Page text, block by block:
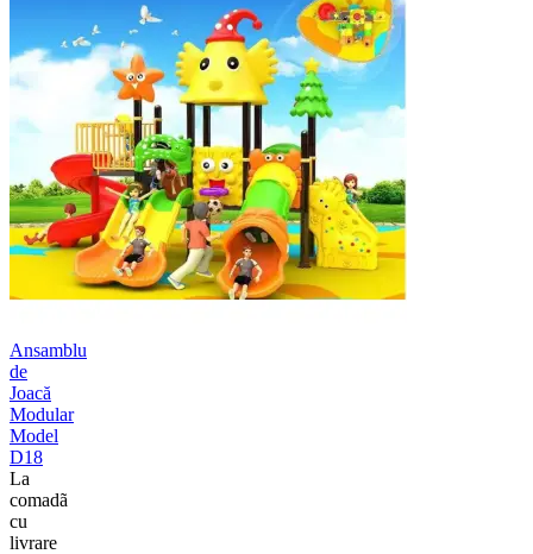
Ansamblu
de
Joacă
Modular
Model
D18
La
comadã
cu
livrare